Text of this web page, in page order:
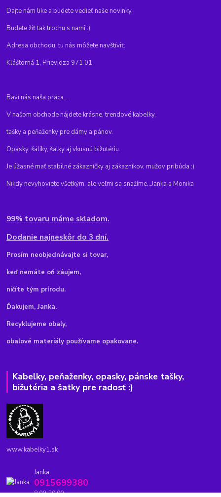
Dajte nám like a budete vedieť naše novinky.
Budete žiť tak trochu s nami :)
Adresa obchodu, tu nás môžete navštíviť:
Kláštorná 1, Prievidza 971 01
Baví nás naša práca...
V našom obchode nájdete krásne, trendové kabelky,
tašky a peňaženky pre dámy a pánov.
Opasky, šáliky, šatky aj vkusnú bižutériu.
Je úžasné mať stabilné zákazníčky aj zákazníkov, mužov pribúda :)
Nikdy nevyhoviete všetkým, ale veľmi sa snažíme...Janka a Monika
99% tovaru máme skladom.
Dodanie najneskôr do 3 dní.
Prosím neobjednávajte si tovar,
keď nemáte oň záujem,
ničíte tým prírodu.
Ďakujem, Janka.
Recyklujeme obaly,
obalové materiály používame opakovane.
Kabelky, peňaženky, opasky, pánske tašky,
bižutéria a šatky pre radosť :)
www.kabelky1.sk
Janka
0915699380
8.00-20.00